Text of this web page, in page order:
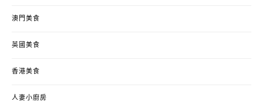
澳門美食
英國美食
香港美食
人妻小廚房